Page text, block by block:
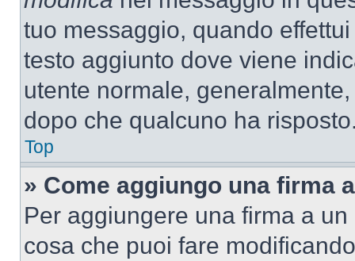
tuo messaggio, quando
testo aggiunto dove viene
utente normale,
dopo che qualcuno ha
Top
» Come aggiungo una firma
Per aggiungere una firma a
cosa che puoi fare